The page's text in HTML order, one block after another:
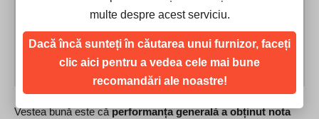
Vestea bună este căperformanța generală a obținut nota
multe despre acest serviciu.
Dacă încă sunteți în căutarea unui furnizor, faceți
clic aici pentru a vedea cele mai bune
recomandări ale noastre!